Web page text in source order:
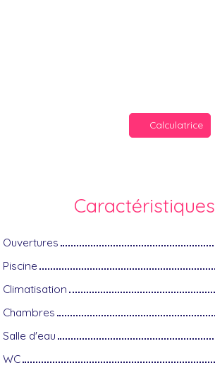
Calculatrice
Caractéristiques
Ouvertures
Piscine
Climatisation
Chambres
Salle d'eau
WC